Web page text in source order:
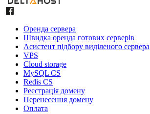
Оренда сервера
Швидка оренда готових серверів
Асистент підбору виділеного сервера
VPS
Cloud storage
MySQL CS
Redis CS
Реєстрація домену
Перенесення домену
Оплата